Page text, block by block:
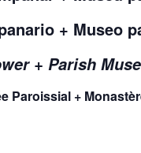
+ Museo
+ Parish
Paroissial +